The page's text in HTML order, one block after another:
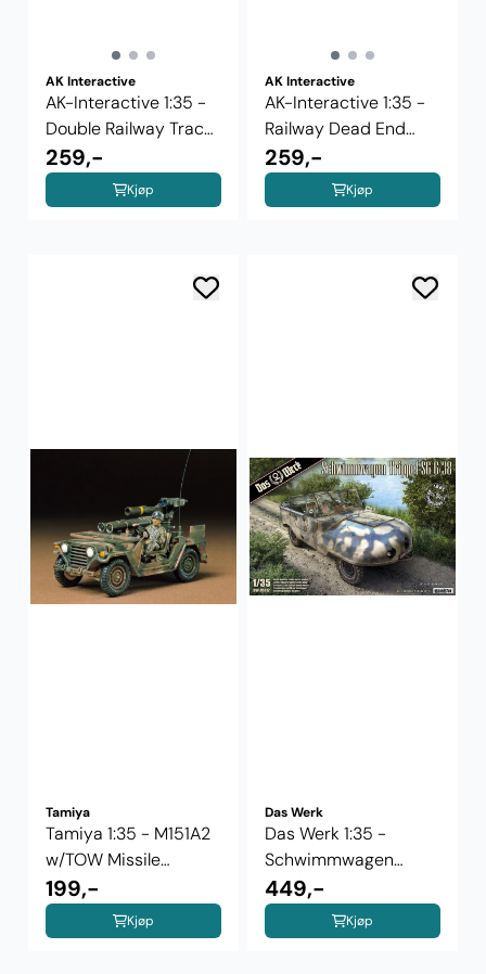
AK Interactive
AK-Interactive 1:35 -
Double Railway Track
...
259,-
Kjøp
AK Interactive
AK-Interactive 1:35 -
Railway Dead End
35010
259,-
Kjøp
Tamiya
Tamiya 1:35 - M151A2
w/TOW Missile
Launcher ...
199,-
Kjøp
Das Werk
Das Werk 1:35 -
Schwimmwagen
Trippel SG 6/38
449,-
Kjøp